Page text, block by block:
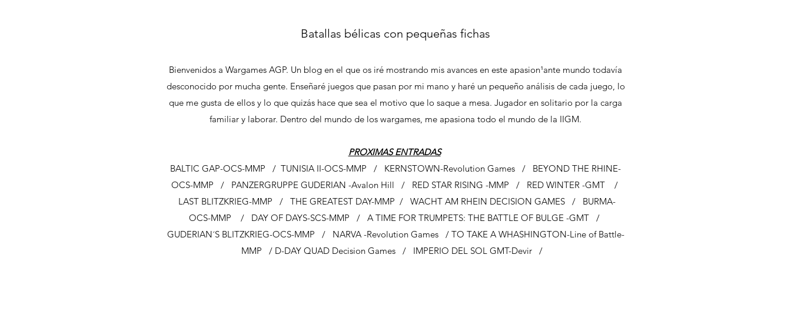
Batallas bélicas con pequeñas fichas
Bienvenidos a Wargames AGP. Un blog en el que os iré mostrando mis avances en este apasion¹ante mundo todavía
desconocido por mucha gente. Enseñaré juegos que pasan por mi mano y haré un pequeño análisis de cada juego, lo
que me gusta de ellos y lo que quizás hace que sea el motivo que lo saque a mesa. Jugador en solitario por la carga
familiar y laborar. Dentro del mundo de los wargames, me apasiona todo el mundo de la IIGM.
PROXIMAS ENTRADAS
BALTIC GAP-OCS-MMP / TUNISIA II-OCS-MMP / KERNSTOWN-Revolution Games / BEYOND THE RHINE-
OCS-MMP / PANZERGRUPPE GUDERIAN -Avalon Hill / RED STAR RISING -MMP / RED WINTER -GMT /
LAST BLITZKRIEG-MMP / THE GREATEST DAY-MMP / WACHT AM RHEIN DECISION GAMES / BURMA-
OCS-MMP / DAY OF DAYS-SCS-MMP / A TIME FOR TRUMPETS: THE BATTLE OF BULGE -GMT /
GUDERIAN´S BLITZKRIEG-OCS-MMP / NARVA -Revolution Games / TO TAKE A WHASHINGTON-Line of Battle-
MMP / D-DAY QUAD Decision Games / IMPERIO DEL SOL GMT-Devir /